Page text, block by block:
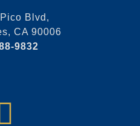
Blvd,
CA 90006
9832